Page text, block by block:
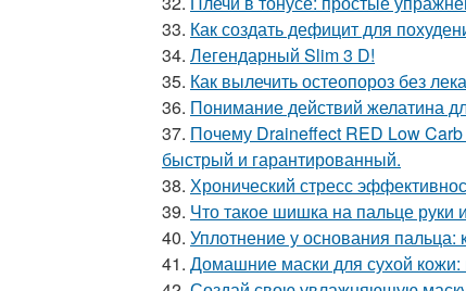
33. Как создать дефицит для
34. Легендарный Slim 3 D!
35. Как вылечить остеопороз без
36. Понимание действий желатина
37. Почему Draineffect RED Low Carb
быстрый и гарантированный.
38. Хронический стресс
39. Что такое шишка на пальце руки
40. Уплотнение у основания пальца:
41. Домашние маски для сухой